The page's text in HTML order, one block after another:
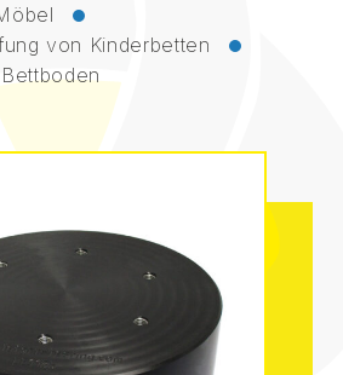
von Kinderbetten